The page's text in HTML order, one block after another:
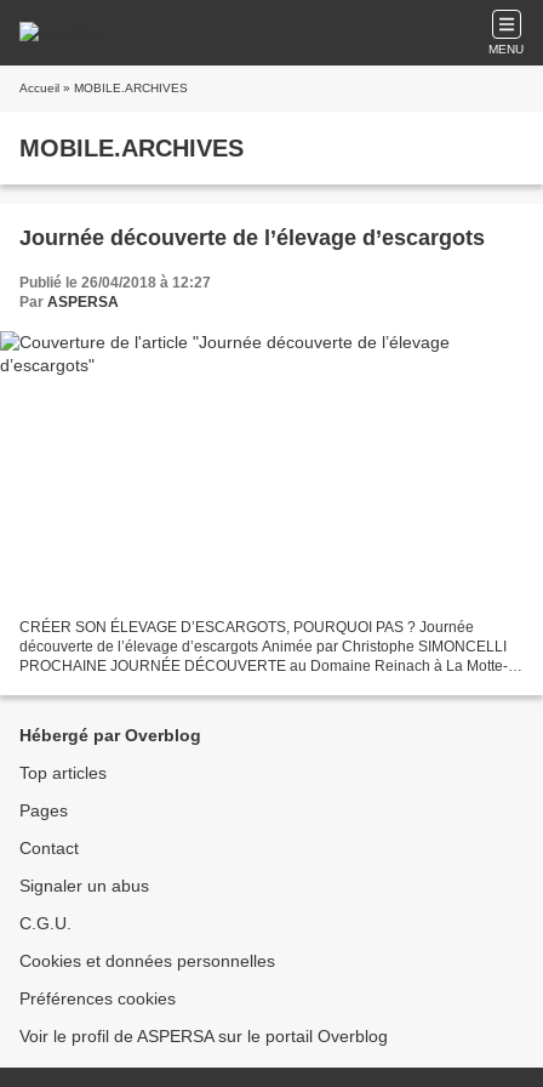
MENU
Accueil » MOBILE.ARCHIVES
MOBILE.ARCHIVES
Journée découverte de l’élevage d’escargots
Publié le 26/04/2018 à 12:27
Par ASPERSA
CRÉER SON ÉLEVAGE D’ESCARGOTS, POURQUOI PAS ? Journée
découverte de l’élevage d’escargots Animée par Christophe SIMONCELLI
PROCHAINE JOURNÉE DÉCOUVERTE au Domaine Reinach à La Motte-
Hébergé par Overblog
Top articles
Pages
Contact
Signaler un abus
C.G.U.
Cookies et données personnelles
Préférences cookies
Voir le profil de ASPERSA sur le portail Overblog